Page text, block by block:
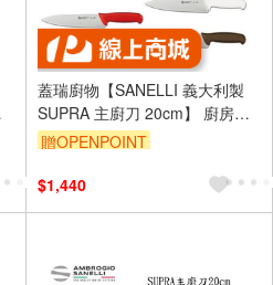
蓋瑞廚物【SANELLI 義大利製
SUPRA 主廚刀 20cm】 廚房刀
調理刀 廚刀 主廚刀 西式主廚刀
贈OPENPOINT
$1,440